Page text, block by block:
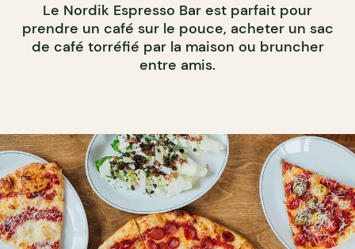
Le Nordik Espresso Bar est parfait pour
prendre un café sur le pouce, acheter un sac
de café torréfié par la maison ou bruncher
entre amis.